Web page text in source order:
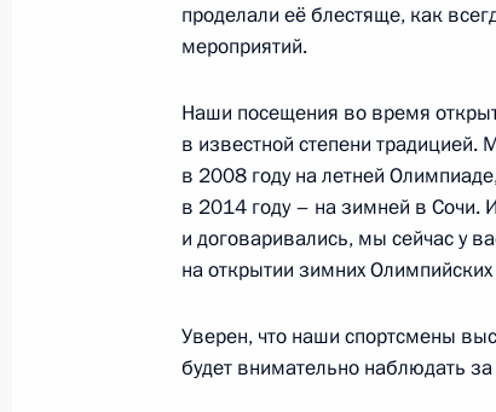
Переговоры с Президентом
Интервью Медиакорпорации
3 февраля 2022 года, 02:05
Россия и Китай:
в будущее
проделали её блестяще, как
мероприятий.
Наши посещения во время
в известной степени традицией.
в 2008 году на летней
в 2014 году – на зимней в Сочи.
и договаривались, мы сейчас у
на открытии зимних Олимпийских
Уверен, что наши спортсмены
будет внимательно наблюдать